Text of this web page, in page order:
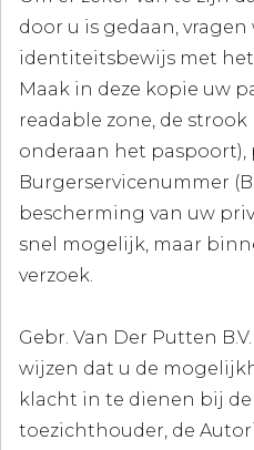
door u is gedaan,
identiteitsbewijs met het
Maak in deze kopie uw
readable zone, de
onderaan het
Burgerservicenummer
bescherming van uw
snel mogelijk, maar
verzoek.
Gebr. Van Der Putten
wijzen dat u de
klacht in te dienen bij
toezichthouder, de